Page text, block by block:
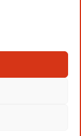
Deportes de
TOOOLS